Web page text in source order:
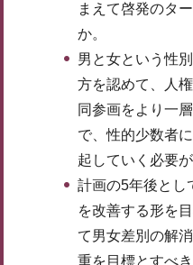
まえて啓発のタ
か。
男と女という性
方を認めて、人
同参画をより一
で、性的少数者
起していく必要
計画の5年後とし
を改善する形を
て男女差別の解
重を目標とすべき